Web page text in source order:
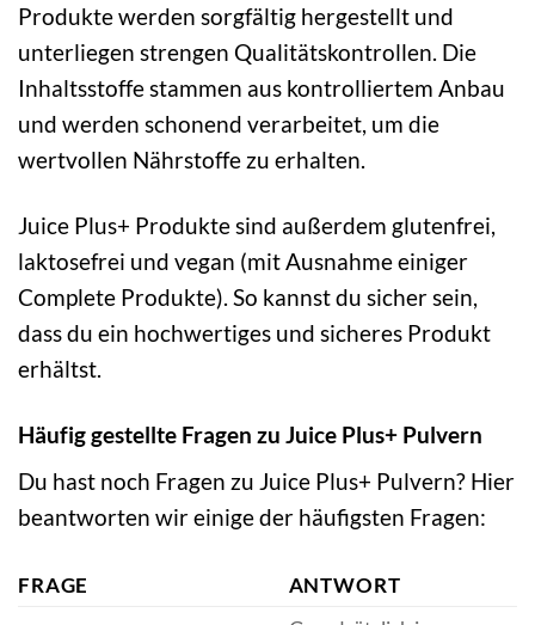
Produkte werden sorgfältig hergestellt und
unterliegen strengen Qualitätskontrollen. Die
Inhaltsstoffe stammen aus kontrolliertem Anbau
und werden schonend verarbeitet, um die
wertvollen Nährstoffe zu erhalten.
Juice Plus+ Produkte sind außerdem glutenfrei,
laktosefrei und vegan (mit Ausnahme einiger
Complete Produkte). So kannst du sicher sein,
dass du ein hochwertiges und sicheres Produkt
erhältst.
Häufig gestellte Fragen zu Juice Plus+ Pulvern
Du hast noch Fragen zu Juice Plus+ Pulvern? Hier
beantworten wir einige der häufigsten Fragen:
FRAGE ANTWORT